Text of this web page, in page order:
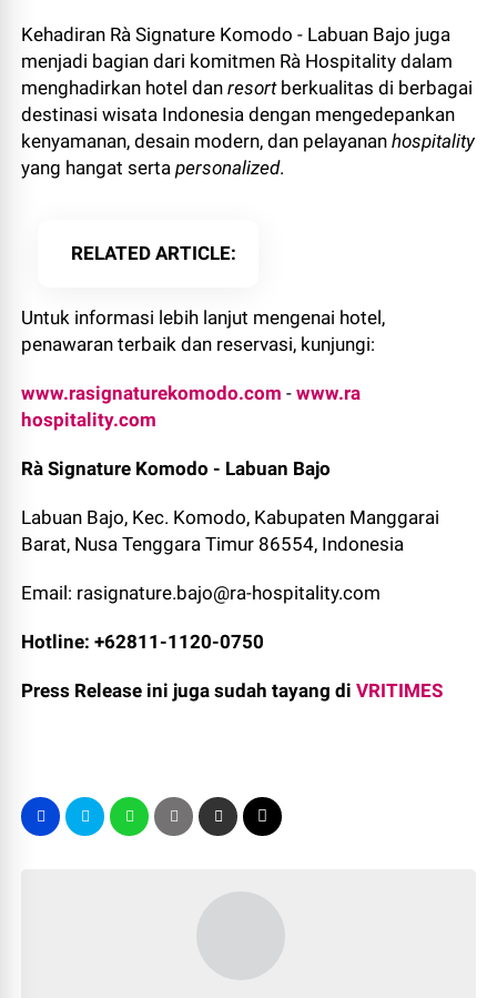
Kehadiran Rà Signature Komodo - Labuan Bajo juga
menjadi bagian dari komitmen Rà Hospitality dalam
menghadirkan hotel danresort berkualitas di berbagai
destinasi wisata Indonesia dengan mengedepankan
kenyamanan, desain modern, dan pelayananhospitality
yang hangat sertapersonalized.
RELATED ARTICLE
Untuk informasi lebih lanjut mengenai hotel,
penawaran terbaik dan reservasi, kunjungi:
www.rasignaturekomodo.com -www.ra
hospitality.com
Rà Signature Komodo - Labuan Bajo
Labuan Bajo, Kec. Komodo, Kabupaten Manggarai
Barat, Nusa Tenggara Timur 86554, Indonesia
Email: rasignature.bajo@ra-hospitality.com
Hotline: +62811-1120-0750
Press Release ini juga sudah tayang diVRITIMES